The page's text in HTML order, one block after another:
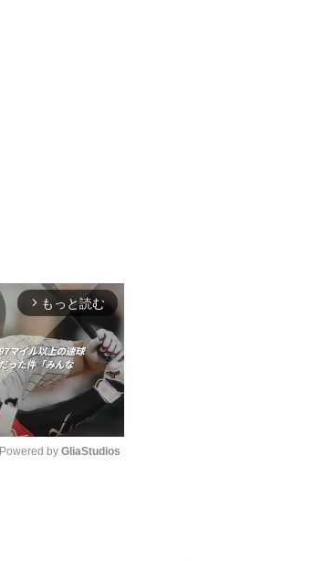
arrow_forward_ios もっと読む
Powered by GliaStudios